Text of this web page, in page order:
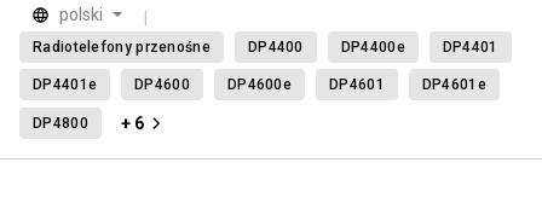
polski
Radiotelefony przenośne DP4400 DP4400e DP4401
DP4401e DP4600 DP4600e DP4601 DP4601e
DP4800 + 6